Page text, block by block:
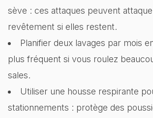
sève : ces attaques peuvent
revêtement si elles restent.
Planifier deux lavages par mois
plus fréquent si vous roulez
sales.
Utiliser une housse respirante
stationnements : protège des